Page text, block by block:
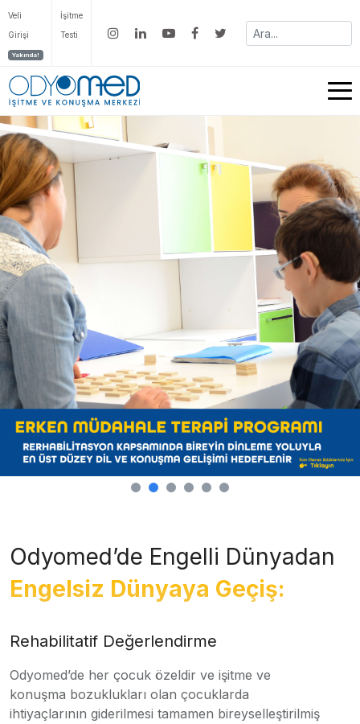
Veli
Girişi
Yakında!
İşitme
Testi
Odyomed’de Engelli Dünyadan
Engelsiz Dünyaya Geçiş:
Rehabilitatif Değerlendirme
Odyomed’de her çocuk özeldir ve işitme ve
konuşma bozuklukları olan çocuklarda
ihtiyaçlarının giderilmesi tamamen bireyselleştirilmiş